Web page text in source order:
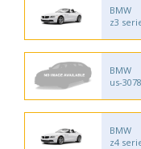
BMW
z3
BMW
us-
BMW
z4